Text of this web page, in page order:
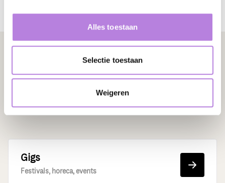
Alles toestaan
Selectie toestaan
Weigeren
Op zoek naar flexibel
personeel?
Gigs
Festivals, horeca, events